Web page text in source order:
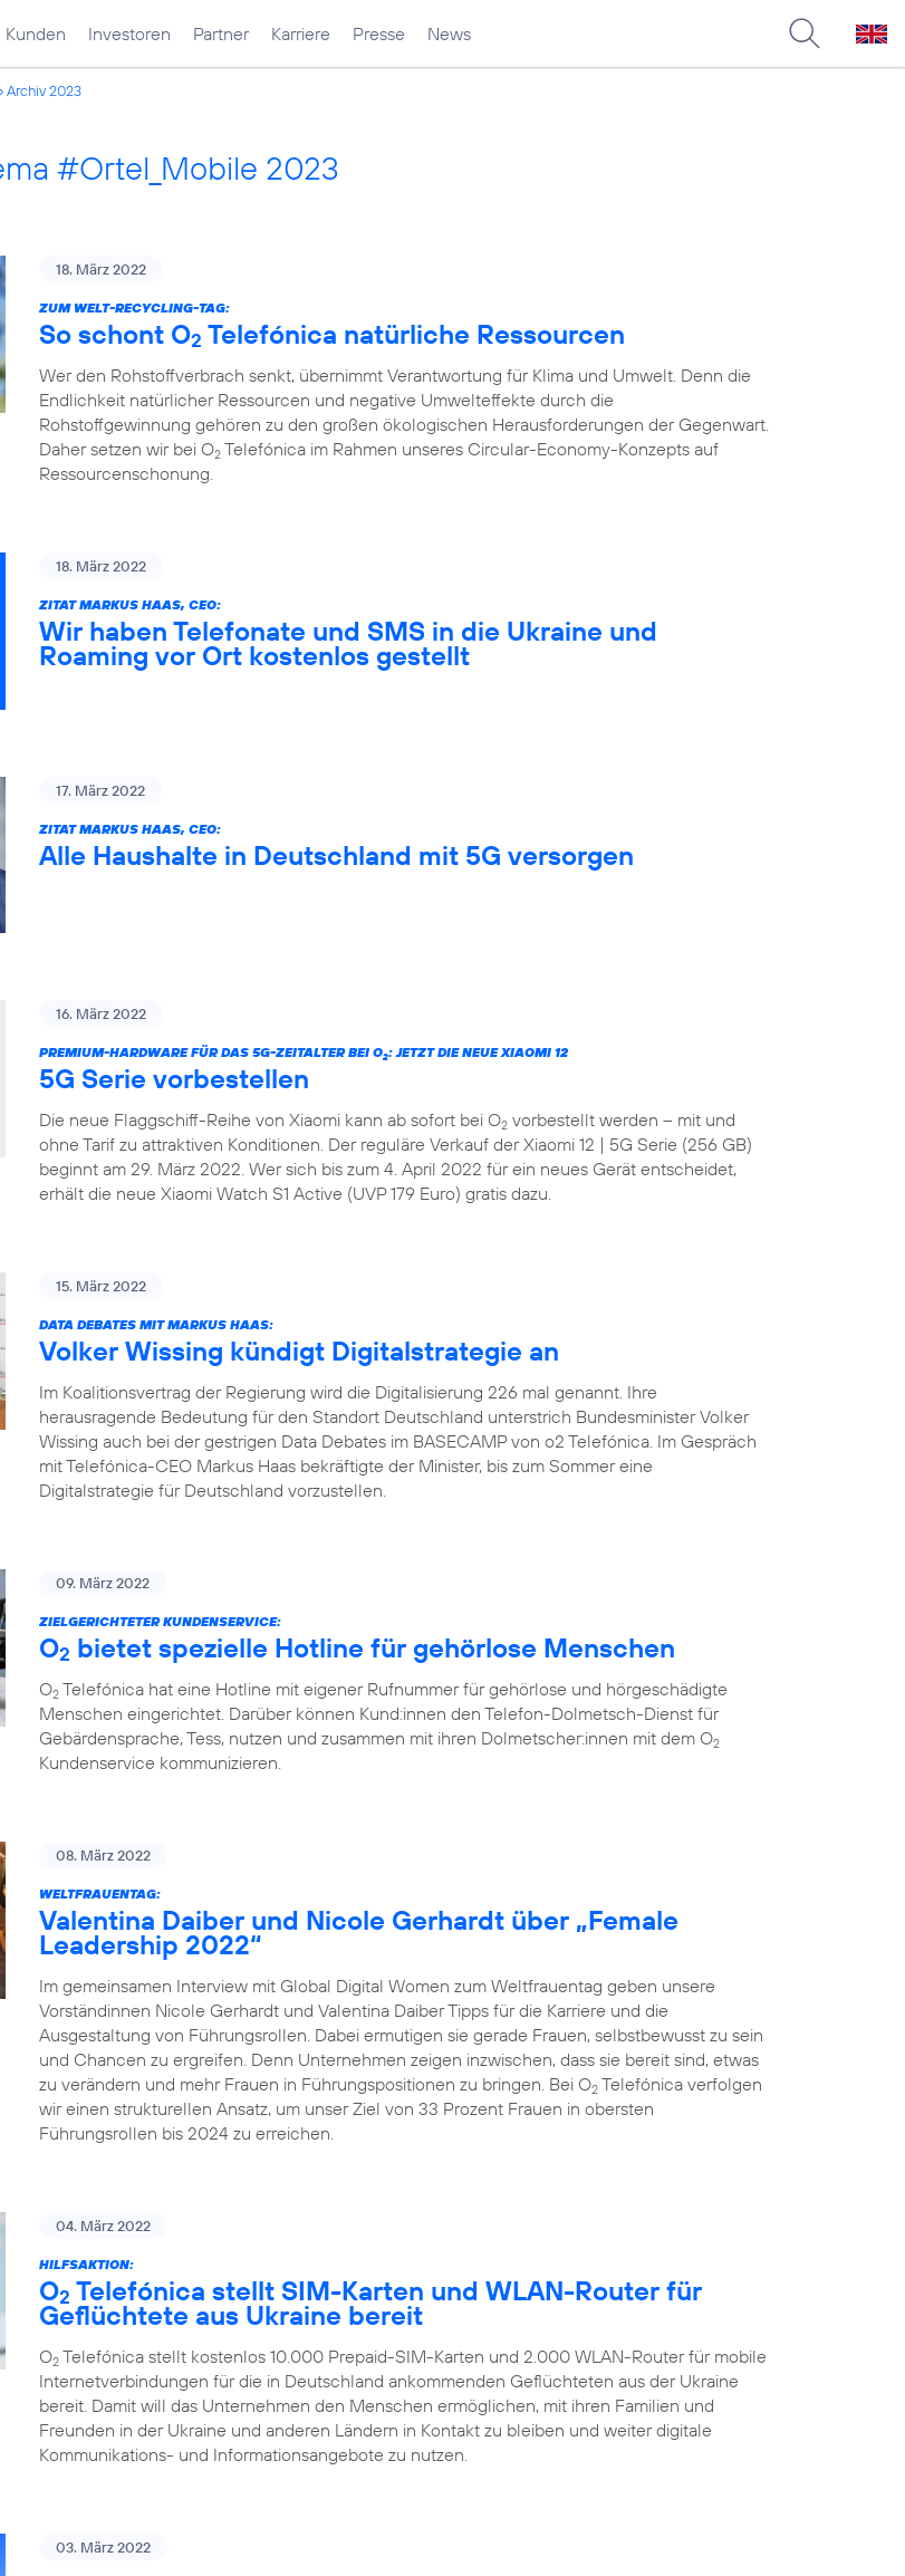
Kunden Investoren Partner Karriere Presse News
Archiv 2023
#Ortel_Mobile 2023
18. März 2022
ZUM WELT-RECYCLING-TAG:
So schont O2 Telefónica natürliche Ressourcen
Wer den Rohstoffverbrach senkt, übernimmt Verantwortung für Klima und Umwelt. Denn die
Endlichkeit natürlicher Ressourcen und negative Umwelteffekte durch die
Rohstoffgewinnung gehören zu den großen ökologischen Herausforderungen der Gegenwart.
Daher setzen wir bei O2 Telefónica im Rahmen unseres Circular-Economy-Konzepts auf
Ressourcenschonung.
18. März 2022
ZITAT MARKUS HAAS, CEO:
Wir haben Telefonate und SMS in die Ukraine und
Roaming vor Ort kostenlos gestellt
17. März 2022
ZITAT MARKUS HAAS, CEO:
Alle Haushalte in Deutschland mit 5G versorgen
16. März 2022
PREMIUM-HARDWARE FÜR DAS 5G-ZEITALTER BEI O2: JETZT DIE NEUE XIAOMI 12
5G Serie vorbestellen
Die neue Flaggschiff-Reihe von Xiaomi kann ab sofort bei O2 vorbestellt werden – mit und
ohne Tarif zu attraktiven Konditionen. Der reguläre Verkauf der Xiaomi 12 | 5G Serie (256 GB)
beginnt am 29. März 2022. Wer sich bis zum 4. April 2022 für ein neues Gerät entscheidet,
erhält die neue Xiaomi Watch S1 Active (UVP 179 Euro) gratis dazu.
15. März 2022
DATA DEBATES MIT MARKUS HAAS:
Volker Wissing kündigt Digitalstrategie an
Im Koalitionsvertrag der Regierung wird die Digitalisierung 226 mal genannt. Ihre
herausragende Bedeutung für den Standort Deutschland unterstrich Bundesminister Volker
Wissing auch bei der gestrigen Data Debates im BASECAMP von o2 Telefónica. Im Gespräch
mit Telefónica-CEO Markus Haas bekräftigte der Minister, bis zum Sommer eine
Digitalstrategie für Deutschland vorzustellen.
09. März 2022
ZIELGERICHTETER KUNDENSERVICE:
O2 bietet spezielle Hotline für gehörlose Menschen
O2 Telefónica hat eine Hotline mit eigener Rufnummer für gehörlose und hörgeschädigte
Menschen eingerichtet. Darüber können Kund:innen den Telefon-Dolmetsch-Dienst für
Gebärdensprache, Tess, nutzen und zusammen mit ihren Dolmetscher:innen mit dem O2
Kundenservice kommunizieren.
08. März 2022
WELTFRAUENTAG:
Valentina Daiber und Nicole Gerhardt über „Female
Leadership 2022“
Im gemeinsamen Interview mit Global Digital Women zum Weltfrauentag geben unsere
Vorständinnen Nicole Gerhardt und Valentina Daiber Tipps für die Karriere und die
Ausgestaltung von Führungsrollen. Dabei ermutigen sie gerade Frauen, selbstbewusst zu sein
und Chancen zu ergreifen. Denn Unternehmen zeigen inzwischen, dass sie bereit sind, etwas
zu verändern und mehr Frauen in Führungspositionen zu bringen. Bei O2 Telefónica verfolgen
wir einen strukturellen Ansatz, um unser Ziel von 33 Prozent Frauen in obersten
Führungsrollen bis 2024 zu erreichen.
04. März 2022
HILFSAKTION:
O2 Telefónica stellt SIM-Karten und WLAN-Router für
Geflüchtete aus Ukraine bereit
O2 Telefónica stellt kostenlos 10.000 Prepaid-SIM-Karten und 2.000 WLAN-Router für mobile
Internetverbindungen für die in Deutschland ankommenden Geflüchteten aus der Ukraine
bereit. Damit will das Unternehmen den Menschen ermöglichen, mit ihren Familien und
Freunden in der Ukraine und anderen Ländern in Kontakt zu bleiben und weiter digitale
Kommunikations- und Informationsangebote zu nutzen.
03. März 2022